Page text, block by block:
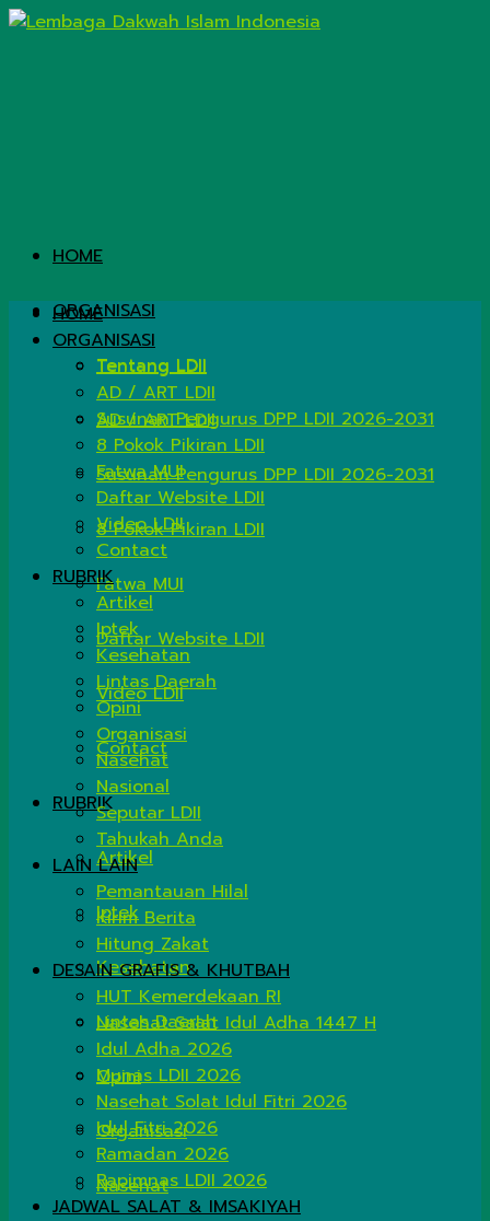
HOME
ORGANISASI
Tentang LDII
AD / ART LDII
Susunan Pengurus DPP LDII 2026-2031
8 Pokok Pikiran LDII
Fatwa MUI
Daftar Website LDII
Video LDII
Contact
RUBRIK
Artikel
Iptek
Kesehatan
Lintas Daerah
Opini
Organisasi
Nasehat
HOME
ORGANISASI
Tentang LDII
AD / ART LDII
Susunan Pengurus DPP LDII 2026-2031
8 Pokok Pikiran LDII
Fatwa MUI
Daftar Website LDII
Video LDII
Contact
RUBRIK
Artikel
Iptek
Kesehatan
Lintas Daerah
Opini
Organisasi
Nasehat
Nasional
Seputar LDII
Tahukah Anda
LAIN LAIN
Pemantauan Hilal
Kirim Berita
Hitung Zakat
DESAIN GRAFIS & KHUTBAH
HUT Kemerdekaan RI
Nasehat Salat Idul Adha 1447 H
Idul Adha 2026
Munas LDII 2026
Nasehat Solat Idul Fitri 2026
Idul Fitri 2026
Ramadan 2026
Rapimnas LDII 2026
JADWAL SALAT & IMSAKIYAH